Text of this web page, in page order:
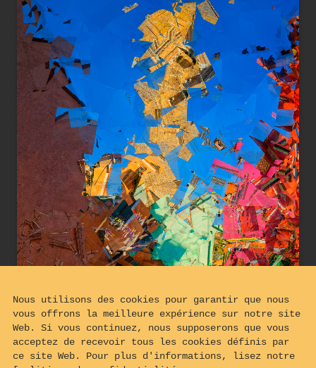
Nous utilisons des cookies pour garantir que nous
vous offrons la meilleure expérience sur notre site
Web. Si vous continuez, nous supposerons que vous
acceptez de recevoir tous les cookies définis par
ce site Web. Pour plus d'informations, lisez notre